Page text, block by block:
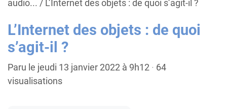
audio... / L’Internet des objets : de quoi s’agit-il ?
L’Internet des objets : de quoi
s’agit-il ?
Paru le jeudi 13 janvier 2022 à 9h12 · 64
visualisations